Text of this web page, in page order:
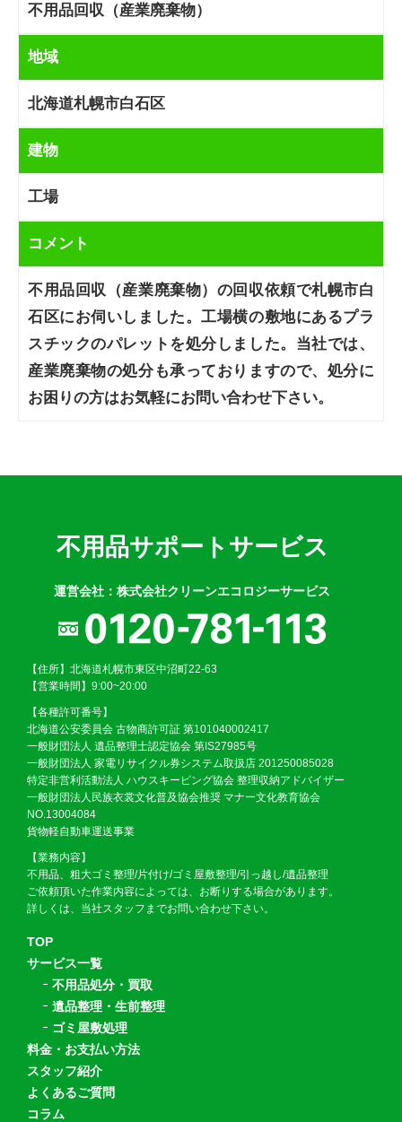
不用品回収（産業廃棄物）
地域
北海道札幌市白石区
建物
工場
コメント
不用品回収（産業廃棄物）の回収依頼で札幌市白
石区にお伺いしました。工場横の敷地にあるプラ
スチックのパレットを処分しました。当社では、
産業廃棄物の処分も承っておりますので、処分に
お困りの方はお気軽にお問い合わせ下さい。
不用品サポートサービス
運営会社：株式会社クリーンエコロジーサービス
【住所】北海道札幌市東区中沼町22-63
【営業時間】9:00~20:00
【各種許可番号】
北海道公安委員会 古物商許可証 第101040002417
一般財団法人 遺品整理士認定協会 第IS27985号
一般財団法人 家電リサイクル券システム取扱店 201250085028
特定非営利活動法人 ハウスキーピング協会 整理収納アドバイザー
一般財団法人民族衣裳文化普及協会推奨 マナー文化教育協会
NO.13004084
貨物軽自動車運送事業
【業務内容】
不用品、粗大ゴミ整理/片付け/ゴミ屋敷整理/引っ越し/遺品整理
ご依頼頂いた作業内容によっては、お断りする場合があります。
詳しくは、当社スタッフまでお問い合わせ下さい。
TOP
サービス一覧
不用品処分・買取
遺品整理・生前整理
ゴミ屋敷処理
料金・お支払い方法
スタッフ紹介
よくあるご質問
コラム